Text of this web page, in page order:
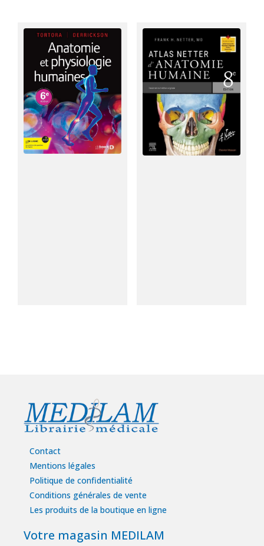
Contact
Mentions légales
Politique de confidentialité
Conditions générales de vente
Les produits de la boutique en ligne
Votre magasin MEDILAM